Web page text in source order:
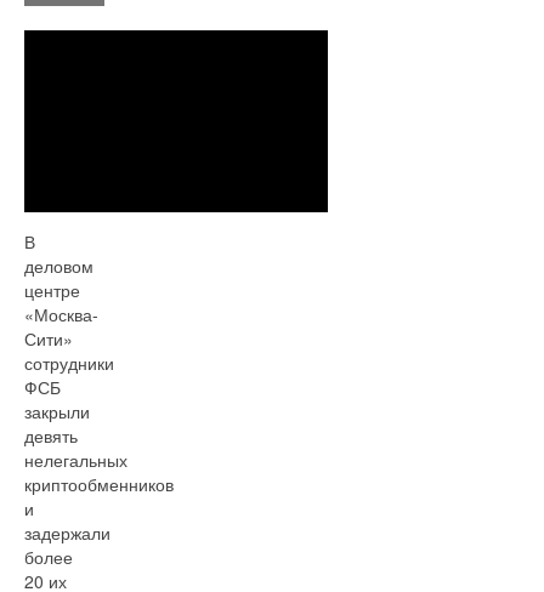
В
деловом
центре
«Москва-
Сити»
сотрудники
ФСБ
закрыли
девять
нелегальных
криптообменников
и
задержали
более
20 их